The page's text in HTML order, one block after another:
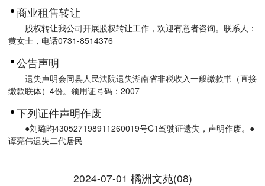
商业租售转让
股权转让我公司开展股权转让工作，欢迎有意者咨询。联系人：
黄女士，电话0731-8514376
公告声明
遗失声明会同县人民法院遗失湖南省非税收入一般缴款书（直接
缴款联体）4份。领用证号码：2007
下列证件声明作废
●刘璐昀430527198911260019号C1驾驶证遗失，声明作废。●
谭亮伟遗失二代居民
2024-07-01 橘洲文苑(08)